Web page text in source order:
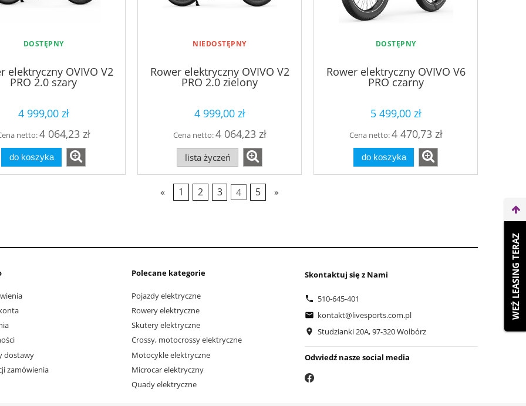
DOSTĘPNY
elektryczny OVIVO V2
PRO 2.0 szary
4 999,00 zł
netto:4 064,23 zł
do koszyka
NIEDOSTĘPNY
Rower elektryczny OVIVO V2
PRO 2.0 zielony
4 999,00 zł
Cena netto:4 064,23 zł
lista życzeń
DOSTĘPNY
Rower elektryczny OVIVO V6
PRO czarny
5 499,00 zł
Cena netto:4 470,73 zł
do koszyka
« 1 2 3 4 5 »
dostawy
zamówienia
Polecane kategorie
Pojazdy elektryczne
Rowery elektryczne
Skutery elektryczne
Crossy, motocrossy elektryczne
Motocykle elektryczne
Microcar elektryczny
Quady elektryczne
Skontaktuj się z Nami
510-645-401
kontakt@livesports.com.pl
Studzianki 20A, 97-320 Wolbórz
Odwiedź nasze social media
WEŹ LEASING TERAZ